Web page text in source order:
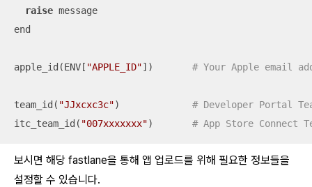
raise message
end
apple_id(ENV[ "APPLE_ID"]) # Your Apple email
team_id( "JJxcxc3c") # Developer Portal
itc_team_id( "007xxxxxxx") # App Store Connect
보시면 해당 fastlane을 통해 앱 업로드를 위해 필요한 정보들을
설정할 수 있습니다.